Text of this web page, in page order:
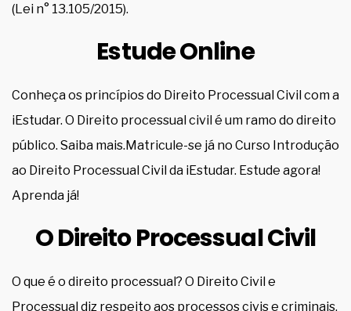
(Lei n° 13.105/2015).
Estude Online
Conheça os princípios do Direito Processual Civil com a
iEstudar. O Direito processual civil é um ramo do direito
público. Saiba mais.Matricule-se já no Curso Introdução
ao Direito Processual Civil da iEstudar. Estude agora!
Aprenda já!
O Direito Processual Civil
O que é o direito processual? O Direito Civil e
Processual diz respeito aos processos civis e criminais.